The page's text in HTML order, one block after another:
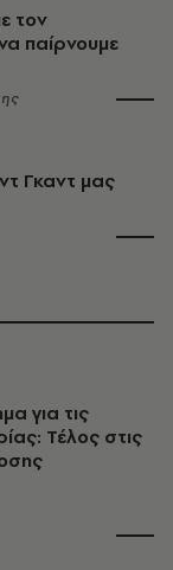
τον
παίρνουμε
Γκαντ μας
για τις
Τέλος στις